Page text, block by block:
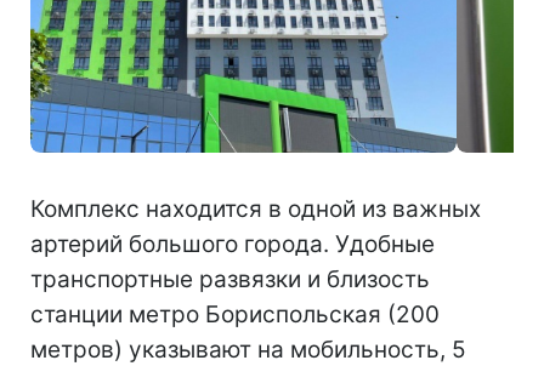
Комплекс находится в одной из важных
артерий большого города. Удобные
транспортные развязки и близость
станции метро Бориспольская (200
метров) указывают на мобильность, 5